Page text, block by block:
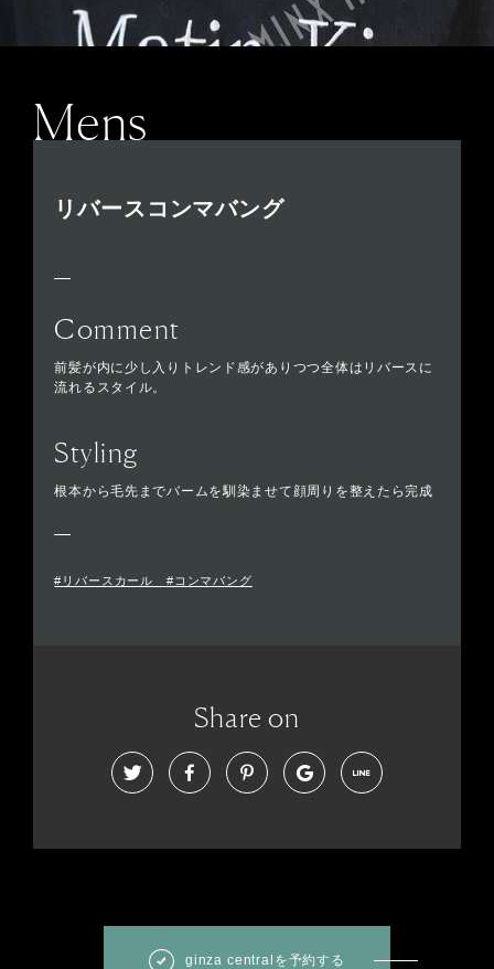
Mens
リバースコンマバング
Comment
前髪が内に少し入りトレンド感がありつつ全体はリバースに
流れるスタイル。
Styling
根本から毛先までバームを馴染ませて顔周りを整えたら完成
#リバースカール #コンマバング
Share on
ginza centralを予約する